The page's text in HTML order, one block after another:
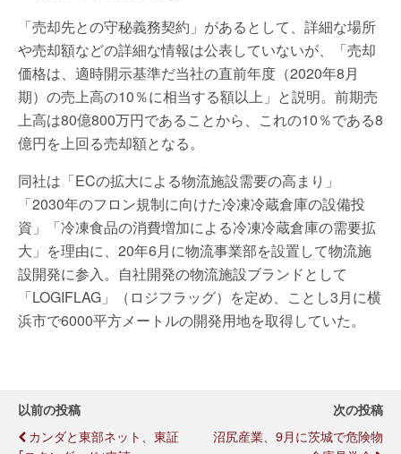
「売却先との守秘義務契約」があるとして、詳細な場所
や売却額などの詳細な情報は公表していないが、「売却
価格は、適時開示基準だ当社の直前年度（2020年8月
期）の売上高の10％に相当する額以上」と説明。前期売
上高は80億800万円であることから、これの10％である8
億円を上回る売却額となる。
同社は「ECの拡大による物流施設需要の高まり」
「2030年のフロン規制に向けた冷凍冷蔵倉庫の設備投
資」「冷凍食品の消費増加による冷凍冷蔵倉庫の需要拡
大」を理由に、20年6月に物流事業部を設置して物流施
設開発に参入。自社開発の物流施設ブランドとして
「LOGIFLAG」（ロジフラッグ）を定め、ことし3月に横
浜市で6000平方メートルの開発用地を取得していた。
以前の投稿
カンダと東部ネット、東証
次の投稿
沼尻産業、9月に茨城で危険物